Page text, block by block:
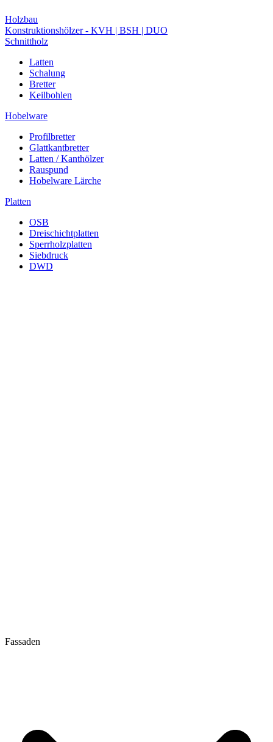
Holzbau
Konstruktionshölzer - KVH | BSH | DUO
Schnittholz
Latten
Schalung
Bretter
Keilbohlen
Hobelware
Profilbretter
Glattkantbretter
Latten / Kanthölzer
Rauspund
Hobelware Lärche
Platten
OSB
Dreischichtplatten
Sperrholzplatten
Siebdruck
DWD
Fassaden